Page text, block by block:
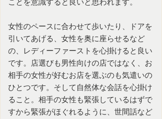
ことを意識すると良いと思われます。
女性のペースに合わせて歩いたり、ドアを
引いてあげる、女性を奥に座らせるなど
の、レディーファーストを心掛けると良い
です。店選びも男性向けの店ではなく、お
相手の女性が好むお店を選ぶのも気遣いの
ひとつです。そして自然体な会話を心掛け
ること。相手の女性も緊張しているはずで
すから緊張がほぐれるように、世間話など